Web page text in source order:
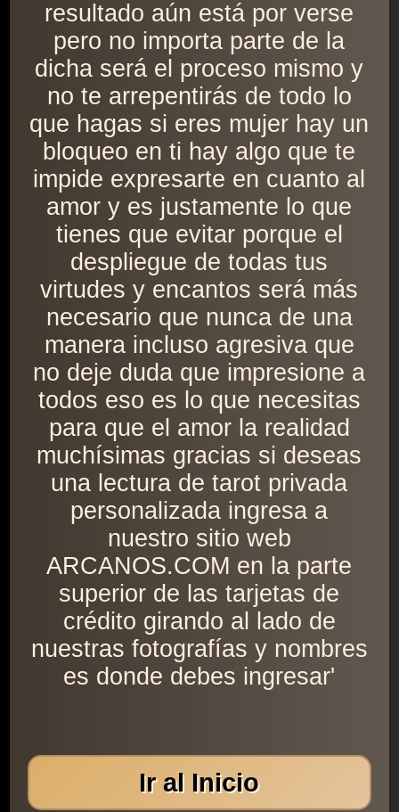
resultado aún está por verse
pero no importa parte de la
dicha será el proceso mismo y
no te arrepentirás de todo lo
que hagas si eres mujer hay un
bloqueo en ti hay algo que te
impide expresarte en cuanto al
amor y es justamente lo que
tienes que evitar porque el
despliegue de todas tus
virtudes y encantos será más
necesario que nunca de una
manera incluso agresiva que
no deje duda que impresione a
todos eso es lo que necesitas
para que el amor la realidad
muchísimas gracias si deseas
una lectura de tarot privada
personalizada ingresa a
nuestro sitio web
ARCANOS.COM en la parte
superior de las tarjetas de
crédito girando al lado de
nuestras fotografías y nombres
es donde debes ingresar'
Ir al Inicio